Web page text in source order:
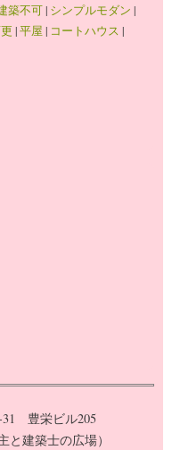
築不可| シンプルモダン |
|平屋 | コートハウス |
31 豊栄ビル205
建築士の広場）